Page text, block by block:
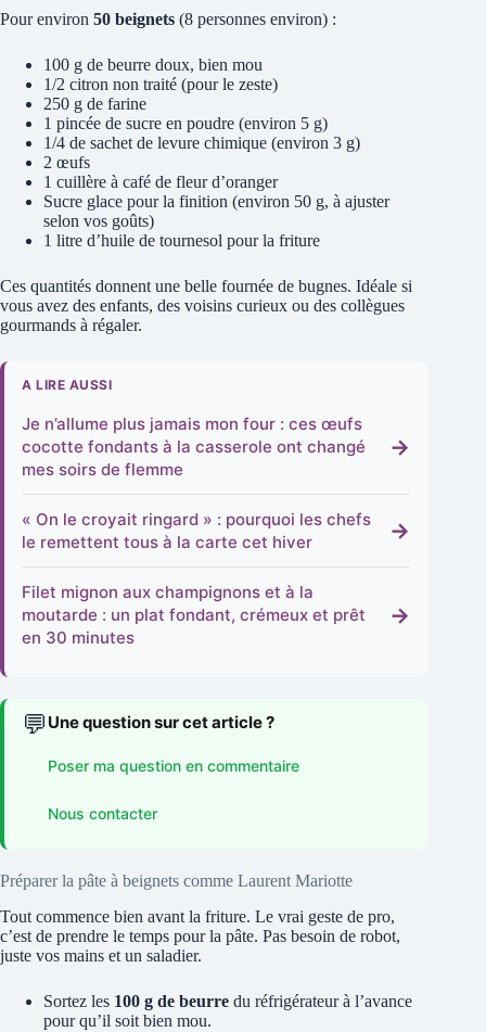
Pour environ 50 beignets (8 personnes environ) :
100 g de beurre doux, bien mou
1/2 citron non traité (pour le zeste)
250 g de farine
1 pincée de sucre en poudre (environ 5 g)
1/4 de sachet de levure chimique (environ 3 g)
2 œufs
1 cuillère à café de fleur d’oranger
Sucre glace pour la finition (environ 50 g, à ajuster
selon vos goûts)
1 litre d’huile de tournesol pour la friture
Ces quantités donnent une belle fournée de bugnes. Idéale si
vous avez des enfants, des voisins curieux ou des collègues
gourmands à régaler.
A LIRE AUSSI
Je n’allume plus jamais mon four : ces œufs
cocotte fondants à la casserole ont changé
mes soirs de flemme
→
« On le croyait ringard » : pourquoi les chefs
le remettent tous à la carte cet hiver
→
Filet mignon aux champignons et à la
moutarde : un plat fondant, crémeux et prêt
en 30 minutes
→
💬 Une question sur cet article ?
Poser ma question en commentaire
Nous contacter
Préparer la pâte à beignets comme Laurent Mariotte
Tout commence bien avant la friture. Le vrai geste de pro,
c’est de prendre le temps pour la pâte. Pas besoin de robot,
juste vos mains et un saladier.
Sortez les 100 g de beurre du réfrigérateur à l’avance
pour qu’il soit bien mou.